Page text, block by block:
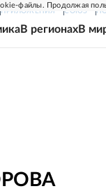
файлы. Продолжая
ПРИЛОЖЕНИЯ СОЮЗ
В регионахВ